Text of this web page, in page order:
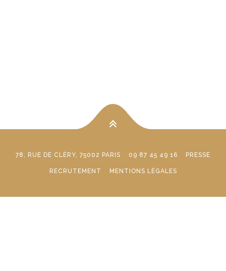
78, RUE DE CLÉRY, 75002 PARIS 09 87 45 49 16 PRESSE
RECRUTEMENT MENTIONS LÉGALES